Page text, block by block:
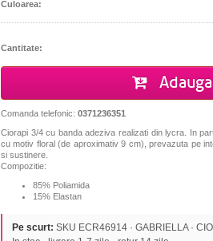
Culoarea:
Cantitate:
Comanda telefonic: 0371236351
Ciorapi 3/4 cu banda adeziva realizati din lycra. In
cu motiv floral (de aproximativ 9 cm), prevazuta pe
si sustinere.
Compozitie:
85% Poliamida
15% Elastan
Pe scurt: SKU ECR46914 · GABRIELLA ·